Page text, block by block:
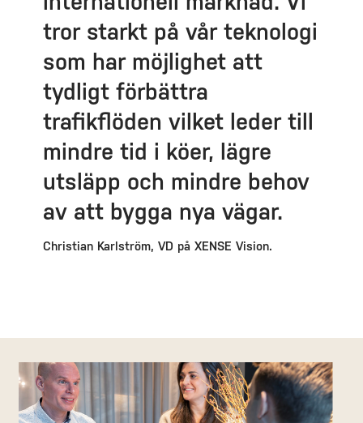
tror starkt på vår teknologi
som har möjlighet att
tydligt förbättra
trafikflöden vilket leder till
mindre tid i köer, lägre
utsläpp och mindre behov
av att bygga nya vägar.
Christian Karlström, VD på XENSE Vision.